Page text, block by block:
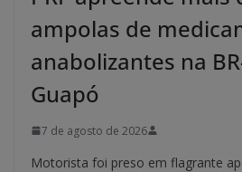
ampolas de
anabolizantes na
Guapó
7 de agosto de 2026
Motorista foi preso em flagrante